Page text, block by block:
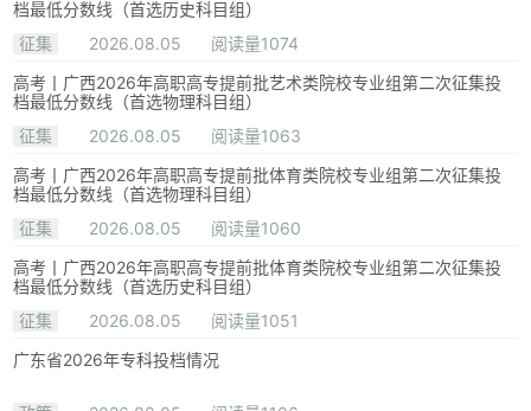
档最低分数线（首选历史科目组）
征集
2026.08.05
阅读量1074
高考丨广西2026年高职高专提前批艺术类院校专业组第二次征集投
档最低分数线（首选物理科目组）
征集
2026.08.05
阅读量1063
高考丨广西2026年高职高专提前批体育类院校专业组第二次征集投
档最低分数线（首选物理科目组）
征集
2026.08.05
阅读量1060
高考丨广西2026年高职高专提前批体育类院校专业组第二次征集投
档最低分数线（首选历史科目组）
征集
2026.08.05
阅读量1051
广东省2026年专科投档情况